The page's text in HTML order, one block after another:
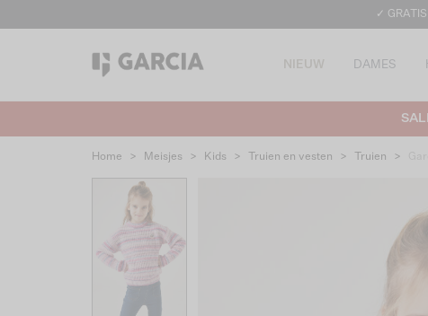
✓
NIEUW DAMES
Home > Meisjes > Kids > Truien en vesten > Truien >